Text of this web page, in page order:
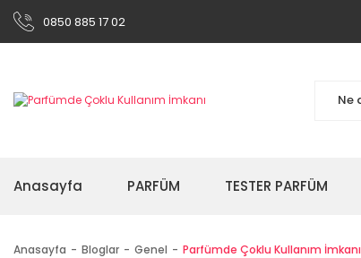
0850 885 17 02
Anasayfa PARFÜM TESTER PARFÜM
Anasayfa Bloglar Genel Parfümde Çoklu Kullanım İmkanı